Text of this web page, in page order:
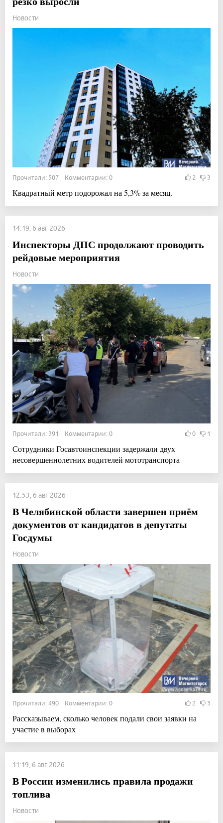
Новости
Прочитали: 507 Комментарии: 0 2 3
Квадратный метр подорожал на 5,3% за месяц.
14:19, 6 авг 2026
Инспекторы ДПС продолжают проводить
рейдовые мероприятия
Новости
Прочитали: 391 Комментарии: 0 0 1
Сотрудники Госавтоинспекции задержали двух
несовершеннолетних водителей мототранспорта
12:53, 6 авг 2026
В Челябинской области завершен приём
документов от кандидатов в депутаты
Госдумы
Новости
Прочитали: 490 Комментарии: 0 2 3
Рассказываем, сколько человек подали свои заявки на
участие в выборах
11:19, 6 авг 2026
В России изменились правила продажи
топлива
Новости